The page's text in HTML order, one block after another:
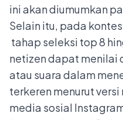
ini akan diumumkan
Selain itu, pada
tahap seleksi top 8
netizen dapat menilai
atau suara dalam
terkeren menurut
media sosial